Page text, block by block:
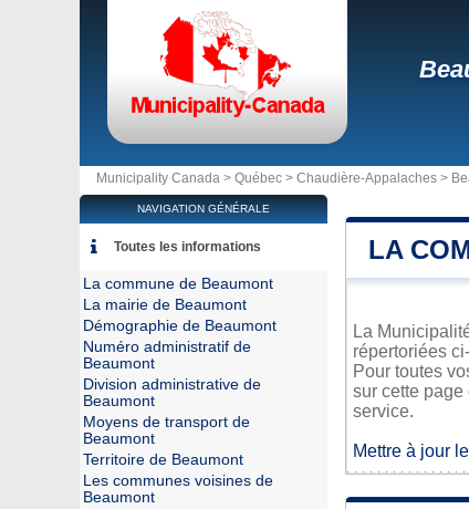
Municipality Canada > Québec > Chaudière-Appalaches >
LA
La
répertoriées
Pour toutes
sur cette
service.
Mettre à jour
NAVIGATION GÉNÉRALE
Toutes les informations
La commune de Beaumont
La mairie de Beaumont
Démographie de Beaumont
Numéro administratif de
Beaumont
Division administrative de
Beaumont
Moyens de transport de
Beaumont
Territoire de Beaumont
Les communes voisines de
Beaumont